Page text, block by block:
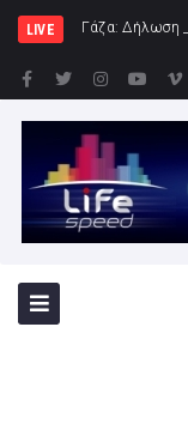
LIVE Γάζα: Δήλωση